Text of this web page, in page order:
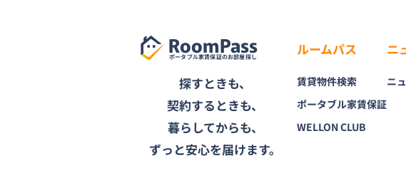
RoomPass
ポータブル家賃保証のお部屋探し
探すときも、
契約するときも、
暮らしてからも、
ずっと安心を届けます。
ルームパス
賃貸物件検索
ポータブル家賃保証
WELLON CLUB
ニ
ニ